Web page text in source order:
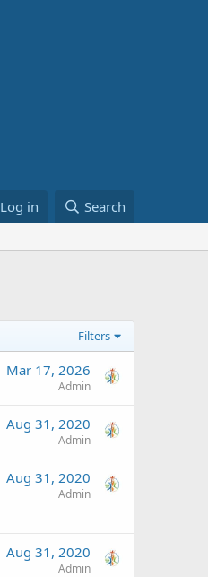
Log in Search
Filters
Mar 17, 2026
Admin
Aug 31, 2020
Admin
Aug 31, 2020
Admin
Aug 31, 2020
Admin